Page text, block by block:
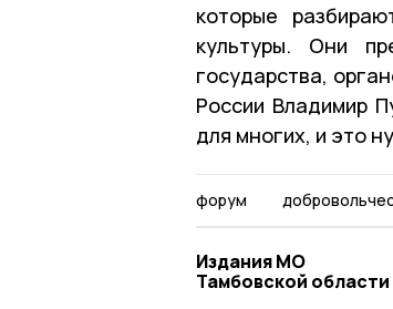
которые
культуры. Они
государства,
России Владимир
для многих, и это
форум
Издания МО
Тамбовской области